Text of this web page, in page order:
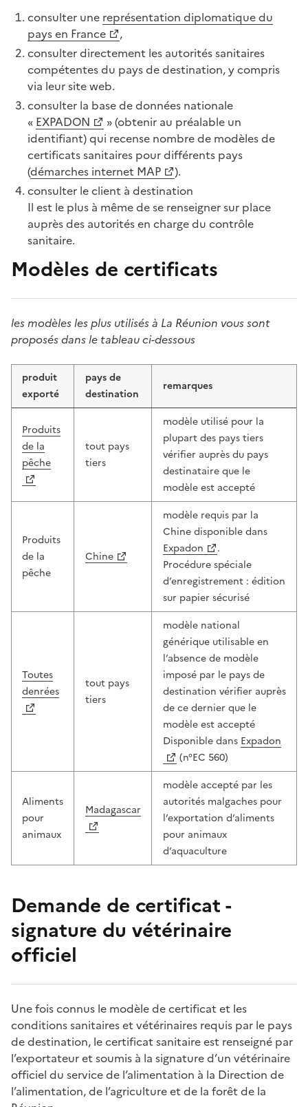
consulter une représentation diplomatique du
pays en France
,
consulter directement les autorités sanitaires
compétentes du pays de destination, y compris
via leur site web.
consulter la base de données nationale
« EXPADON
» (obtenir au préalable un
identifiant) qui recense nombre de modèles de
certificats sanitaires pour différents pays
(démarches internet MAP
).
consulter le client à destination
Il est le plus à même de se renseigner sur place
auprès des autorités en charge du contrôle
sanitaire.
Modèles de certificats
les modèles les plus utilisés à La Réunion vous sont
proposés dans le tableau ci-dessous
produit
exporté
pays de
destination
remarques
Produits
de la
pêche
tout pays
tiers
modèle utilisé pour la
plupart des pays tiers
vérifier auprès du pays
destinataire que le
modèle est accepté
Produits
de la
pêche
Chine
modèle requis par la
Chine disponible dans
Expadon
.
Procédure spéciale
d’enregistrement : édition
sur papier sécurisé
Toutes
denrées
tout pays
tiers
modèle national
générique utilisable en
l’absence de modèle
imposé par le pays de
destination vérifier auprès
de ce dernier que le
modèle est accepté
Disponible dans Expadon
(n°EC 560)
Aliments
pour
animaux
Madagascar
modèle accepté par les
autorités malgaches pour
l’exportation d’aliments
pour animaux
d’aquaculture
Demande de certificat -
signature du vétérinaire
officiel
Une fois connus le modèle de certificat et les
conditions sanitaires et vétérinaires requis par le pays
de destination, le certificat sanitaire est renseigné par
l’exportateur et soumis à la signature d’un vétérinaire
officiel du service de l’alimentation à la Direction de
l’alimentation, de l’agriculture et de la forêt de la